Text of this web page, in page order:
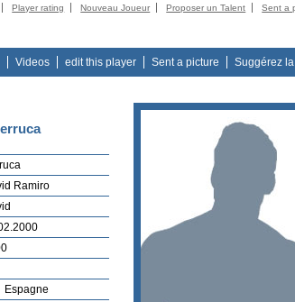
Player rating Nouveau Joueur Proposer un Talent Sent a
Videos edit this player Sent a picture Suggérez
Ramiro
Espagne